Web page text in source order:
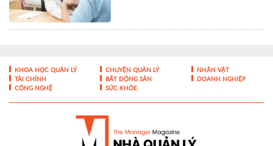
KHOA HỌC QUẢN LÝ CHUYỆN QUẢN LÝ
NHÂN VẬT
TÀI CHÍNH
BẤT ĐỘNG SẢN
DOANH NGHIỆP
CÔNG NGHỆ
SỨC KHỎE